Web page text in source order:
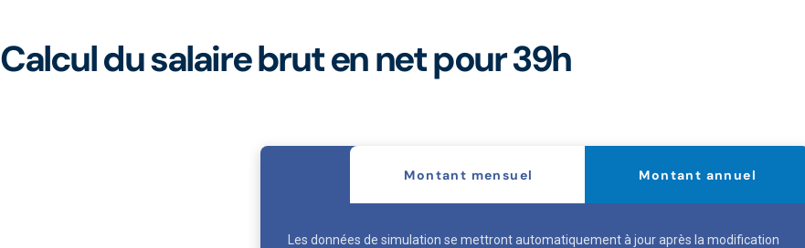
Calcul du salaire brut en net pour 39h
Montant mensuel Montant annuel
Les données de simulation se mettront automatiquement à jour après la modification